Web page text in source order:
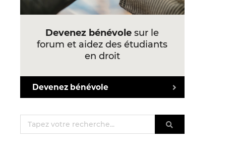
Devenez bénévole sur le
forum et aidez des étudiants
en droit
Devenez bénévole